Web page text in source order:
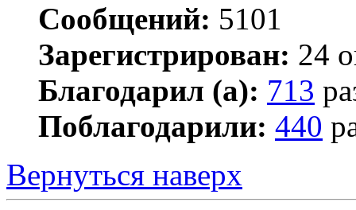
Сообщений: 5101
Зарегистрирован: 24
Благодарил (а): 713
Поблагодарили: 440
Вернуться наверх